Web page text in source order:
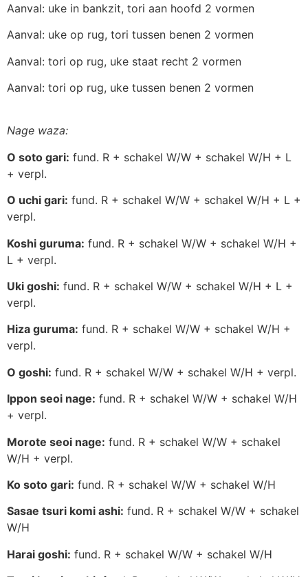
Aanval: uke in bankzit, tori aan hoofd 2 vormen
Aanval: uke op rug, tori tussen benen 2 vormen
Aanval: tori op rug, uke staat recht 2 vormen
Aanval: tori op rug, uke tussen benen 2 vormen
Nage waza:
O soto gari: fund. R + schakel W/W + schakel W/H + L
+ verpl.
O uchi gari: fund. R + schakel W/W + schakel W/H + L +
verpl.
Koshi guruma: fund. R + schakel W/W + schakel W/H +
L + verpl.
Uki goshi: fund. R + schakel W/W + schakel W/H + L +
verpl.
Hiza guruma: fund. R + schakel W/W + schakel W/H +
verpl.
O goshi: fund. R + schakel W/W + schakel W/H + verpl.
Ippon seoi nage: fund. R + schakel W/W + schakel W/H
+ verpl.
Morote seoi nage: fund. R + schakel W/W + schakel
W/H + verpl.
Ko soto gari: fund. R + schakel W/W + schakel W/H
Sasae tsuri komi ashi: fund. R + schakel W/W + schakel
W/H
Harai goshi: fund. R + schakel W/W + schakel W/H